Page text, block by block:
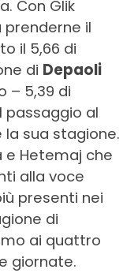
Con Glik
il
il 5,66 di
di Depaoli
– 5,39 di
al
sua stagione.
e Hetemaj che
alla voce
presenti nei
di
ai quattro
giornate.